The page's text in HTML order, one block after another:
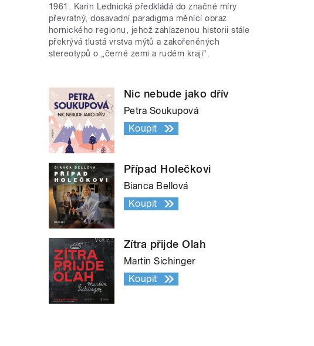
1961. Karin Lednická předkládá do značné míry
převratný, dosavadní paradigma měnící obraz
hornického regionu, jehož zahlazenou historii stále
překrývá tlustá vrstva mýtů a zakořeněných
stereotypů o „černé zemi a rudém kraji“.
Nic nebude jako dřív
Petra Soukupová
Koupit
Případ Holečkovi
Bianca Bellová
Koupit
Zítra přijde Olah
Martin Sichinger
Koupit